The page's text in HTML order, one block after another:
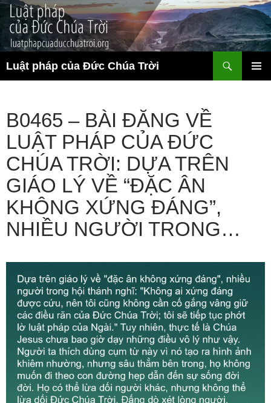
Chuyển
đến
nội
dung
Luật pháp của Đức Chúa Trời
kiếm
B0465 – BÀI ĐĂNG VỀ
LUẬT PHÁP CỦA ĐỨC
CHÚA TRỜI: DỰA TRÊN
GIÁO LÝ VỀ “ĐẶC ÂN
KHÔNG XỨNG ĐÁNG”,
NHIỀU NGƯỜI TRONG…